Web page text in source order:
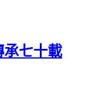
承七十載